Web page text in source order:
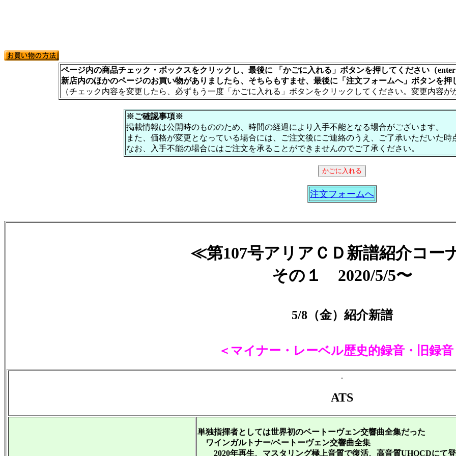
ページ内の商品チェック・ボックスをクリックし、最後に 「かごに入れる」ボタンを押してください（
新店内のほかのページのお買い物がありましたら、そちらもすませ、最後に「注文フォームへ」ボタンを押
（チェック内容を変更したら、必ずもう一度「かごに入れる」ボタンをクリックしてください。変更内容が
※ご確認事項※
掲載情報は公開時のもののため、時間の経過により入手不能となる場合がございます。
また、価格が変更となっている場合には、ご注文後にご連絡のうえ、ご了承いただいた時
なお、入手不能の場合にはご注文を承ることができませんのでご了承ください。
注文フォームへ
≪第107号アリアＣＤ新譜紹介コー
その１ 2020/5/5〜
5/8（金）紹介新譜
＜マイナー・レーベル歴史的録音・旧録音
.
ATS
単独指揮者としては世界初のベートーヴェン交響曲全集だった
ワインガルトナー/ベートーヴェン交響曲全集
2020年再生、マスタリング極上音質で復活、高音質UHQCDにて登